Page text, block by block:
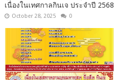
เนื่องในเทศกาลกินเจ ประจำปี 2568
October 28, 2025 0